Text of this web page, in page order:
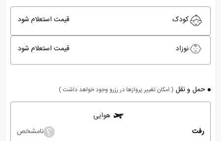
کودک قیمت استعلام شود
نوزاد قیمت استعلام شود
حمل و نقل ( امکان تغییر پروازها در رزرو وجود خواهد داشت )
هوایی
رفت
نامشخص